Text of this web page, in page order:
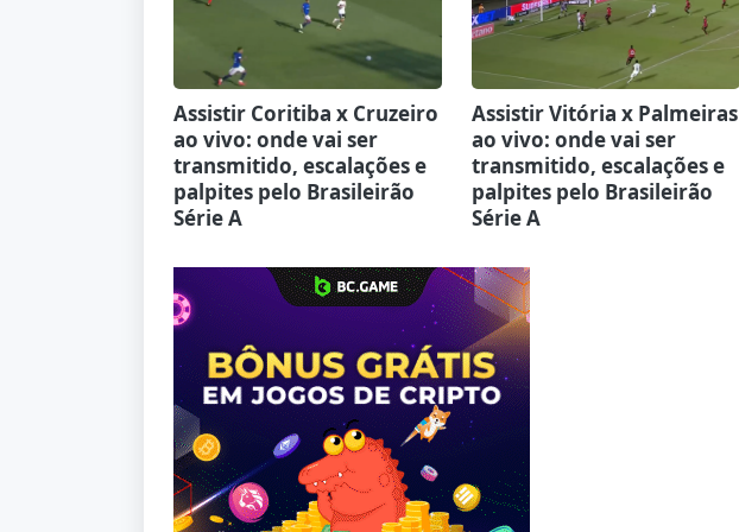
Assistir Coritiba x Cruzeiro
ao vivo: onde vai ser
transmitido, escalações e
palpites pelo Brasileirão
Série A
Assistir Vitória x Palmeiras
ao vivo: onde vai ser
transmitido, escalações e
palpites pelo Brasileirão
Série A